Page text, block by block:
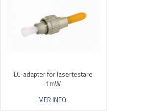
LC-adapter för lasertestare
1mW
MER INFO